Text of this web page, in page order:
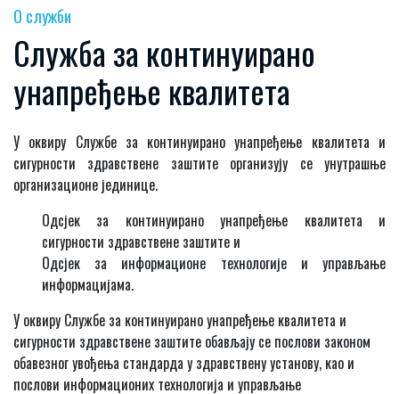
О служби
Служба за континуирано
унапређење квалитета
У оквиру Службе за континуирано унапређење квалитета и
сигурности здравствене заштите организују се унутрашње
организационе јединице.
Одсјек за континуирано унапређење квалитета и
сигурности здравствене заштите и
Одсјек за информационе технологије и управљање
информацијама.
У оквиру Службе за континуирано унапређење квалитета и
сигурности здравствене заштите обављају се послови законом
обавезног увођења стандарда у здравствену установу, као и
послови информационих технологија и управљање